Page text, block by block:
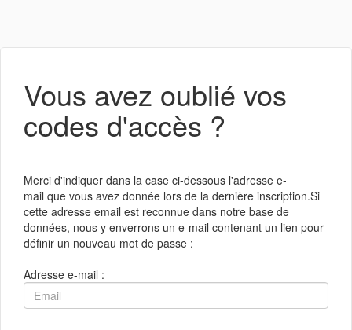
Vous avez oublié vos
codes d'accès ?
Merci d'indiquer dans la case ci-dessous l'adresse e-
mail que vous avez donnée lors de la dernière inscription.Si
cette adresse email est reconnue dans notre base de
données, nous y enverrons un e-mail contenant un lien pour
définir un nouveau mot de passe :
Adresse e-mail :